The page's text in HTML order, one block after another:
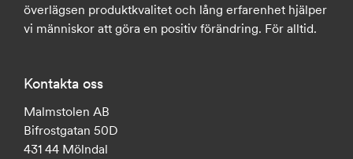
överlägsen produktkvalitet och lång erfarenhet hjälper
vi människor att göra en positiv förändring. För alltid.
Kontakta oss
Malmstolen AB
Bifrostgatan 50D
431 44 Mölndal